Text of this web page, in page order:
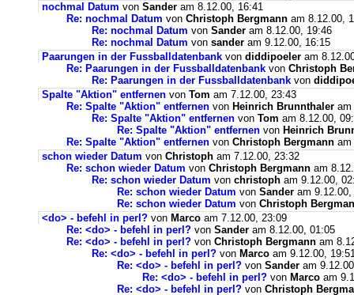
nochmal Datum von Sander am 8.12.00, 16:41
Re: nochmal Datum von Christoph Bergmann am 8.12.00,
Re: nochmal Datum von Sander am 8.12.00, 19:46
Re: nochmal Datum von sander am 9.12.00, 16:15
Paarungen in der Fussballdatenbank von diddipoeler am
Re: Paarungen in der Fussballdatenbank von Christoph
Re: Paarungen in der Fussballdatenbank von
Spalte "Aktion" entfernen von Tom am 7.12.00, 23:43
Re: Spalte "Aktion" entfernen von Heinrich Brunnthaler am
Re: Spalte "Aktion" entfernen von Tom am 8.12.00,
Re: Spalte "Aktion" entfernen von Heinrich
Re: Spalte "Aktion" entfernen von Christoph Bergmann am
schon wieder Datum von Christoph am 7.12.00, 23:32
Re: schon wieder Datum von Christoph Bergmann am
Re: schon wieder Datum von christoph am 9.12.00,
Re: schon wieder Datum von Sander am 9.12.00,
Re: schon wieder Datum von Christoph
<do> - befehl in perl? von Marco am 7.12.00, 23:09
Re: <do> - befehl in perl? von Sander am 8.12.00, 01:05
Re: <do> - befehl in perl? von Christoph Bergmann am
Re: <do> - befehl in perl? von Marco am 9.12.00,
Re: <do> - befehl in perl? von Sander am
Re: <do> - befehl in perl? von Marco am
Re: <do> - befehl in perl? von Christoph